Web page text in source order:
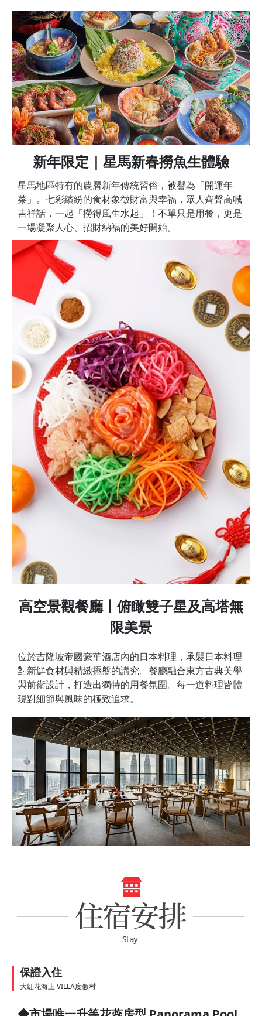
新年限定｜星馬新春撈魚生體驗
星馬地區特有的農曆新年傳統習俗，被譽為「開運年
菜」。七彩繽紛的食材象徵財富與幸福，眾人齊聲高喊
吉祥話，一起「撈得風生水起」！不單只是用餐，更是
一場凝聚人心、招財納福的美好開始。
高空景觀餐廳〡俯瞰雙子星及高塔無
限美景
位於吉隆坡帝國豪華酒店內的日本料理，承襲日本料理
對新鮮食材與精緻擺盤的講究。餐廳融合東方古典美學
與前衛設計，打造出獨特的用餐氛圍。每一道料理皆體
現對細節與風味的極致追求。
保證入住
大紅花海上 VILLA度假村